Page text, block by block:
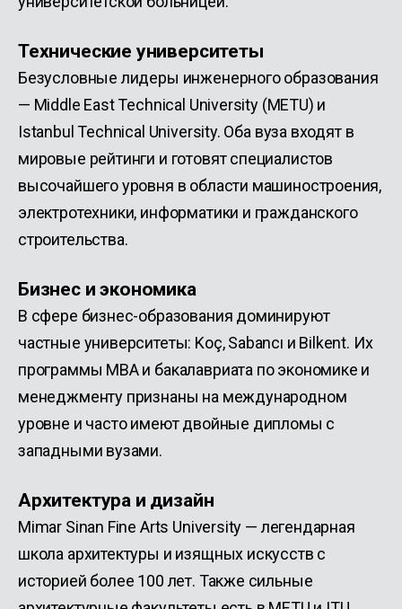
Технические университеты
Безусловные лидеры инженерного образования
— Middle East Technical University (METU) и
Istanbul Technical University. Оба вуза входят в
мировые рейтинги и готовят специалистов
высочайшего уровня в области машиностроения,
электротехники, информатики и гражданского
строительства.
Бизнес и экономика
В сфере бизнес-образования доминируют
частные университеты: Koç, Sabancı и Bilkent. Их
программы MBA и бакалавриата по экономике и
менеджменту признаны на международном
уровне и часто имеют двойные дипломы с
западными вузами.
Архитектура и дизайн
Mimar Sinan Fine Arts University — легендарная
школа архитектуры и изящных искусств с
историей более 100 лет. Также сильные